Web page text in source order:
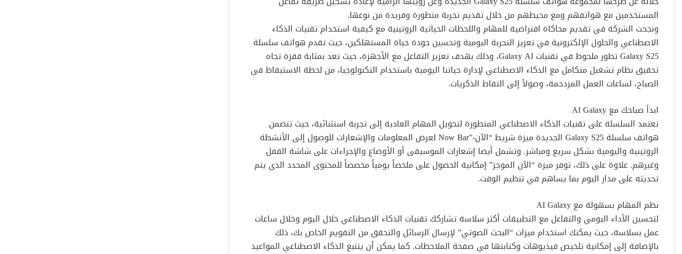
المستخدمين مع هواتفهم ومع محيطهم من خلال تقديم تجربة متطورة وفريدة من نوعها.
ونجحت الشركة في تقديم محاكاة افتراضية للمهام واللحظات الحياتية الروتينية مع كيفية استخدام تقنيات الذكاء
الاصطناعي والحلول الإلكترونية في تعزيز التجربة اليومية وتحسين جودة حياة المستهلكين، حيث تقدم هواتف سلسلة
Galaxy S25 تطور ملحوظ في تقنيات Galaxy AI، وذلك بهدف تعزيز التفاعل مع الأجهزة، حيث تعد بمثابة قفزة تجاه
تحقيق نظام تشغيل متكامل مع الذكاء الاصطناعي لإدارة حياتنا اليومية باستخدام التكنولوجيا، من لحظة الاستيقاظ في
الصباح، لساعات العمل المزدحمة، وصولاً إلى التقاط الذكريات.
ابدأ صباحك مع AI Galaxy
تعتمد السلسلة على تقنيات الذكاء الاصطناعي المتطورة لتحويل المهام العادية إلى تجربة استثنائية، حيث تتضمن
هواتف سلسلة Galaxy S25 الجديدة ميزة شريط “الآن-”Now Bar لعرض المعلومات والإشعارات للوصول إلى الأنشطة
الروتينية واليومية بشكل سريع ومباشر. وتشمل أيضا إشعارات الموسيقى أو الأوضاع والإجراءات على شاشة القفل
وغيرهم. علاوة على ذلك، توفر ميزة “الآن الموجز” إمكانية الحصول على ملخصاً يومياً مخصصاً للمحتوى المحدد الذي يتم
تحديثه على مدار اليوم بما يساهم في تنظيم الوقت.
نظم المهام بسهولة مع AI Galaxy
لتحسين الأداء اليومي والتفاعل مع التطبيقات أكثر سلاسة تشاركك تقنيات الذكاء الاصطناعي خلال اليوم وخلال ساعات
عمل بسلاسة، حيث يمكنك استخدام ميزات “البحث الصوتي” لإرسال الرسائل والتحقق من التقويم الخاص بك، ذلك
بالإضافة إلى إمكانية تلخيص فيديوهات وكتابتها في صفحة الملاحظات. كما يمكن أن يتتبع الذكاء الاصطناعي المواعيد